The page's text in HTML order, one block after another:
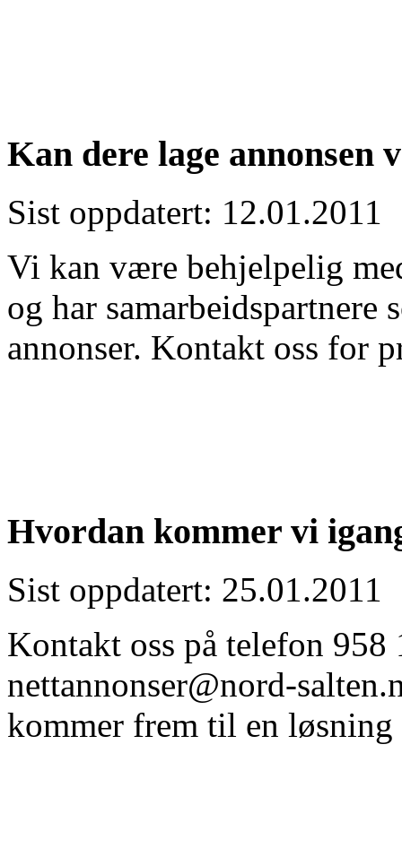
Kan dere lage annonsen
Sist oppdatert: 12.01.2011
Vi kan være behjelpelig
og har samarbeidspartnere
annonser. Kontakt oss for
Hvordan kommer vi
Sist oppdatert: 25.01.2011
Kontakt oss på telefon
nettannonser@nord-
kommer frem til en